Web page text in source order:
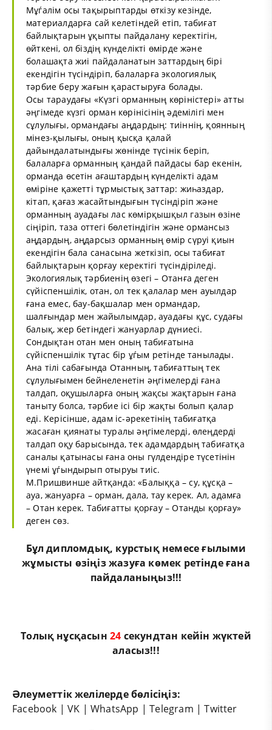
Мұѓалім осы тақырыптарды өткізу кезінде,
материалдарға сай келетіндей етіп, табиғат
байлықтарын ұқыпты пайдалану керектігін,
өйткені, ол біздің күнделікті өмірде және
болашақта жиі пайдаланатын заттардың бірі
екендігін түсіндіріп, балаларға экологиялық
тәрбие беру жағын қарастыруға болады.
Осы тараудағы «Күзгі орманның көріністері» атты
әңгімеде күзгі орман көрінісінің әдемілігі мен
сұлулығы, ормандағы аңдардың: тиіннің, қоянның
мінез-қылығы, оның қысқа қалай
дайындалатындығы жөнінде түсінік беріп,
балаларға орманның қандай пайдасы бар екенін,
орманда өсетін ағаштардың күнделікті адам
өміріне қажетті тұрмыстық заттар: жиһаздар,
кітап, қағаз жасайтындығын түсіндіріп және
орманның ауадағы лас көмірқышқыл газын өзіне
сіңіріп, таза оттегі бөлетіндігін және ормансыз
аңдардың, аңдарсыз орманның өмір сүруі қиын
екендігін бала санасына жеткізіп, осы табиғат
байлықтарын қорғау керектігі түсіндіріледі.
Экологиялық тәрбиенің өзегі – Отанға деген
сүйіспеншілік, отан, ол тек қалалар мен ауылдар
ғана емес, бау-бақшалар мен ормандар,
шалғындар мен жайылымдар, ауадағы құс, судағы
балық, жер бетіндегі жануарлар дүниесі.
Сондықтан отан мен оның табиғатына
сүйіспеншілік тұтас бір ұѓым ретінде танылады.
Ана тілі сабағында Отанның, табиғаттың тек
сұлулығымен бейнеленетін әңгімелерді ғана
талдап, оқушыларға оның жақсы жақтарын ғана
таныту болса, тәрбие ісі бір жақты болып қалар
еді. Керісінше, адам іс-әрекетінің табиғатқа
жасаған қиянаты туралы әңгімелерді, өлеңдерді
талдап оқу барысында, тек адамдардың табиғатқа
саналы қатынасы ғана оны гүлдендіре түсетінін
үнемі ұѓындырып отыруы тиіс.
М.Пришвинше айтқанда: «Балыққа – су, құсқа –
ауа, жануарға – орман, дала, тау керек. Ал, адамға
– Отан керек. Табиғатты қорғау – Отанды қорғау»
деген сөз.
Бұлдипломдық, курстықнемесеғылыми
жұмысты өзіңіз жазуға көмек ретінде ғана
пайдаланыңыз!!!
Толық нұсқасын23 секундтан кейін жүктей
аласыз!!!
Әлеуметтік желілерде бөлісіңіз:
Facebook |VK |WhatsApp |Telegram |Twitter